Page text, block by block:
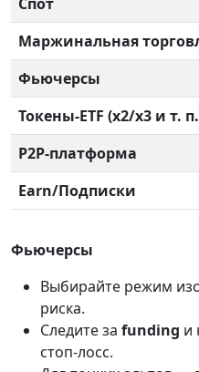
Спот
Маржинальная
Фьючерсы
Токены-ETF (x2/x3 и т.
P2P-платформа
Earn/Подписки
Фьючерсы
Выбирайте режим
риска.
Следите за funding и
стоп-лосс.